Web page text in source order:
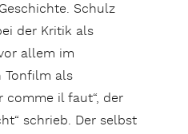
Schulz
der Kritik als
allem im
Tonfilm als
comme il faut“, der
schrieb. Der selbst